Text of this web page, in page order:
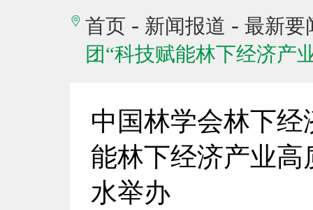
首页 - 新闻报道 - 最新要
团“科技赋能林下经济产
中国林学会林下
能林下经济产业高
水举办